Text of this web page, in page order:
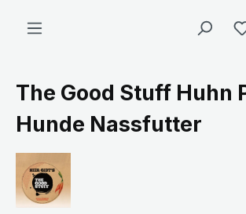
The Good Stuff Huhn
Hunde Nassfutter